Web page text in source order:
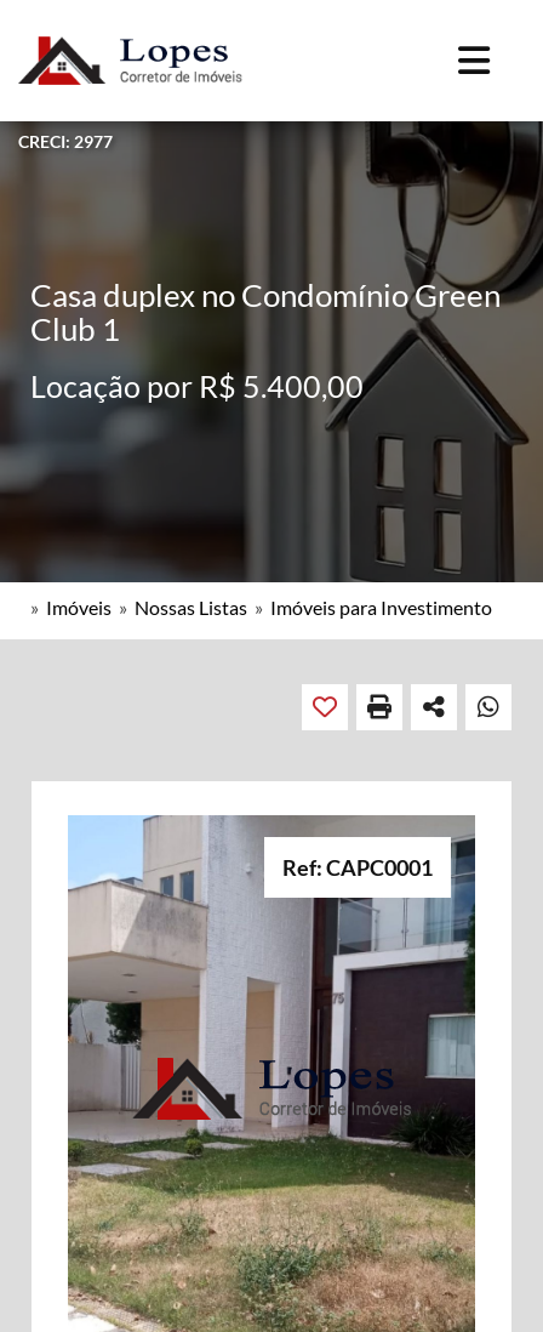
CRECI: 2977
Casa duplex no Condomínio Green
Club 1
Locação por R$ 5.400,00
» Imóveis » Nossas Listas » Imóveis para Investimento
Ref: CAPC0001